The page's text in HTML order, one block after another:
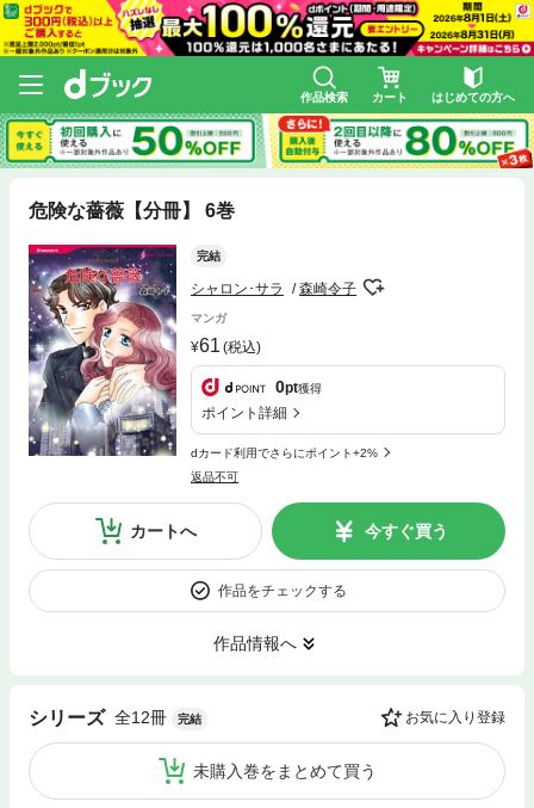
作品検索 カート はじめての方へ
危険な薔薇【分冊】 6巻
完結
シャロン･サラ 森崎令子
マンガ
61 (税込)
0pt獲得
ポイント詳細
dカード利用でさらにポイント+2%
返品不可
カートへ 今すぐ買う
作品をチェックする
作品情報へ
シリーズ 全12冊 完結 お気に入り登録
未購入巻をまとめて買う